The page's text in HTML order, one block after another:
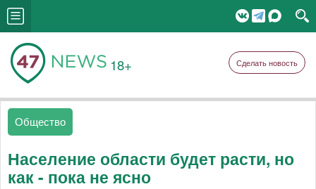
18+ Сделать новость
Общество
Население области будет расти, но
как - пока не ясно